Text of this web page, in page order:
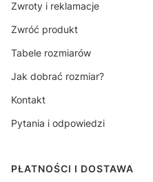
Zwroty i reklamacje
Zwróć produkt
Tabele rozmiarów
Jak dobrać rozmiar?
Kontakt
Pytania i odpowiedzi
PŁATNOŚCI I DOSTAWA